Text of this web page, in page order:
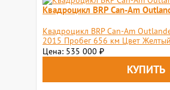
Квадроцикл BRP Can-Am
Квадроцикл BRP Can-Am
2015 Пробег 656 км Цвет
Цена: 535 000 ₽